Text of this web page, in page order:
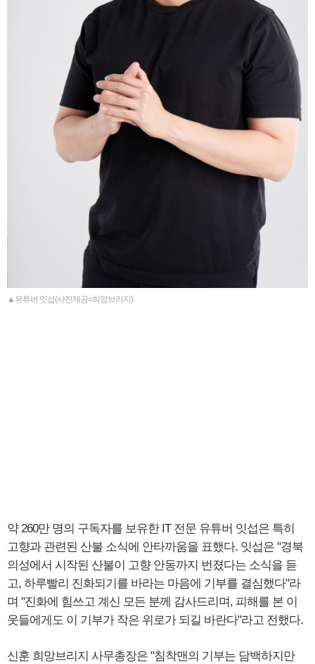
▲유튜버 잇섭(사진제공=희망브리지)
약 260만 명의 구독자를 보유한 IT 전문 유튜버 잇섭은 특히
고향과 관련된 산불 소식에 안타까움을 표했다. 잇섭은 "경북
의성에서 시작된 산불이 고향 안동까지 번졌다는 소식을 듣
고, 하루빨리 진화되기를 바라는 마음에 기부를 결심했다"라
며 "진화에 힘쓰고 계신 모든 분께 감사드리며, 피해를 본 이
웃들에게도 이 기부가 작은 위로가 되길 바란다"라고 전했다.
신훈 희망브리지 사무총장은 "침착맨의 기부는 담백하지만